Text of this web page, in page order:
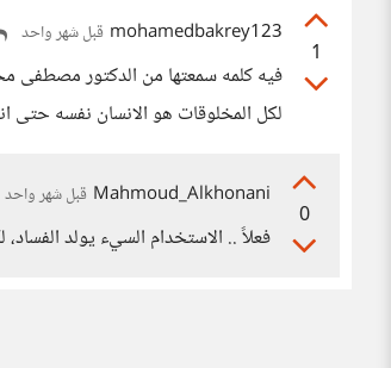
1
mohamedbakrey123 قبل شهر واحد
فيه كلمه سمعتها من الدكتور مصطفى
لكل المخلوقات هو الانسان نفسه حتى
0
Mahmoud_Alkhonani قبل شهر واحد
فعلاً .. الاستخدام السيء يولد